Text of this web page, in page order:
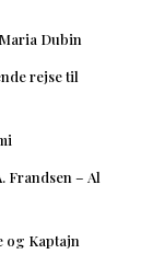
Dubin
rejse til
Frandsen – Al
og Kaptajn